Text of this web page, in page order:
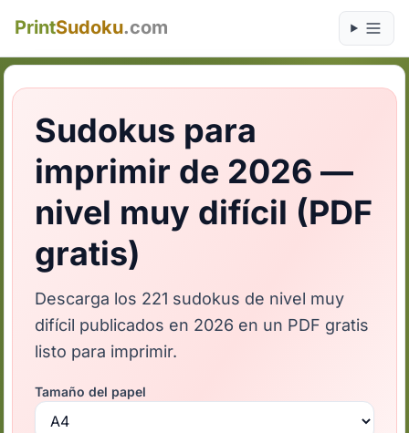
PrintSudoku.com
Sudokus para
imprimir de 2026 —
nivel muy difícil (PDF
gratis)
Descarga los 221 sudokus de nivel muy
difícil publicados en 2026 en un PDF gratis
listo para imprimir.
Tamaño del papel